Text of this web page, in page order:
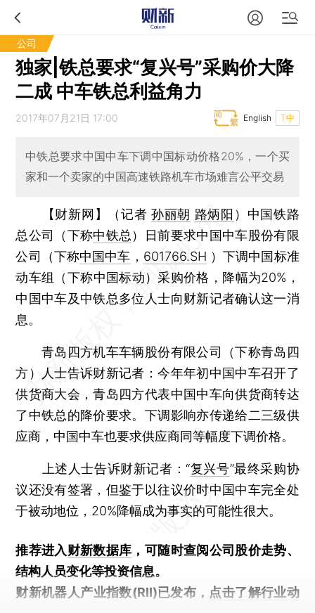
公司
独家|铁总要求“复兴号”采购价大降
二成 中车铁总利益角力
2017年07月21日 17:00 T中
English
中铁总要求中国中车下调中国标动价格20%，一个买
家和一个卖家的中国高速铁路机车市场难言公平交易
【财新网】（记者孙丽朝 路炳阳 ） 中国铁路
总公司（下称中铁总 ）日前要求中国中车股份有限
公司（下称中国中车 ， 601766.SH ）下调中国标准
动车组（下称中国标动）采购价格，降幅为20%，
中国中车及中铁总多位人士向财新记者确认这一消
息。
青岛四方机车车辆股份有限公司（下称青岛四
方）人士告诉财新记者：今年年初中国中车召开了
供货商大会，青岛四方代表中国中车向供货商转达
了中铁总的降价要求。下调影响亦传递给二三级供
应商，中国中车也要求供应商同等幅度下调价格。
上述人士告诉财新记者：“复兴号”最终采购协
议还没有签署，但鉴于以往议价时中国中车完全处
于被动地位，20%降幅成为事实的可能性很大。
推荐进入财新数据库 ，可随时查阅公司股价走势、
结构人员变化等投资信息。
财新机器人产业指数(RII)已发布， 点击了解行业动